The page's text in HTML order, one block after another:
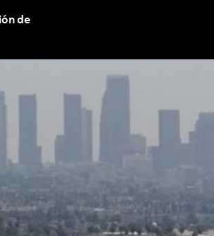
de